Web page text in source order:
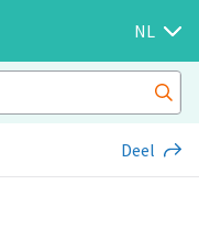
NL
Deel